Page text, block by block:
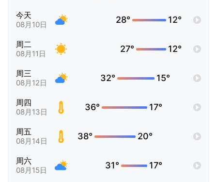
今天
08月10日 28° 12°
周二
08月11日 27° 12°
周三
08月12日 32° 15°
周四
08月13日 36° 17°
周五
08月14日 38° 20°
周六
08月15日 31° 17°